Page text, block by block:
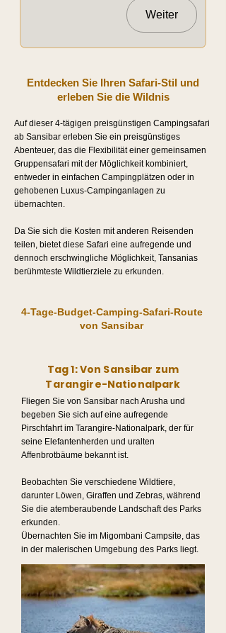
Weiter
Entdecken Sie Ihren Safari-Stil und
erleben Sie die Wildnis
Auf dieser 4-tägigen preisgünstigen Campingsafari
ab Sansibar erleben Sie ein preisgünstiges
Abenteuer, das die Flexibilität einer gemeinsamen
Gruppensafari mit der Möglichkeit kombiniert,
entweder in einfachen Campingplätzen oder in
gehobenen Luxus-Campinganlagen zu
übernachten.
Da Sie sich die Kosten mit anderen Reisenden
teilen, bietet diese Safari eine aufregende und
dennoch erschwingliche Möglichkeit, Tansanias
berühmteste Wildtierziele zu erkunden.
4-Tage-Budget-Camping-Safari-Route
von Sansibar
Tag 1: Von Sansibar zum
Tarangire-Nationalpark
Fliegen Sie von Sansibar nach Arusha und
begeben Sie sich auf eine aufregende
Pirschfahrt im Tarangire-Nationalpark, der für
seine Elefantenherden und uralten
Affenbrotbäume bekannt ist.
Beobachten Sie verschiedene Wildtiere,
darunter Löwen, Giraffen und Zebras, während
Sie die atemberaubende Landschaft des Parks
erkunden.
Übernachten Sie im Migombani Campsite, das
in der malerischen Umgebung des Parks liegt.